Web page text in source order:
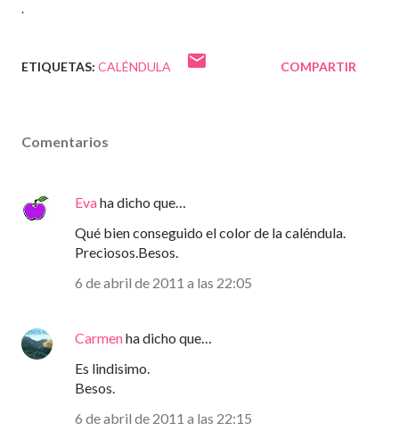
.
ETIQUETAS: CALÉNDULA COMPARTIR
Comentarios
Evaha dicho que…
Qué bien conseguido el color de la caléndula.
Preciosos.Besos.
6 de abril de 2011 a las 22:05
Carmenha dicho que…
Es lindisimo.
Besos.
6 de abril de 2011 a las 22:15